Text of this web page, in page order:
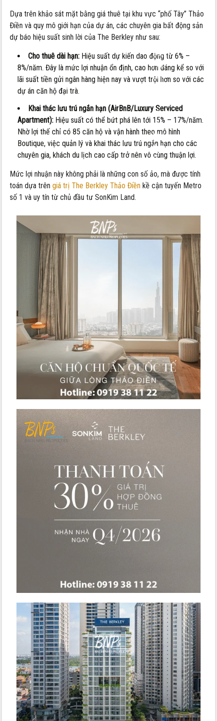
The
Berkley
bao
nhiêu?
Phân
tích
“dòng
tiền
kép”
thực
tế
Dựa trên khảo sát mặt bằng giá thuê tại khu vực “phố Tây” Thảo
Điền và quy mô giới hạn của dự án, các chuyên gia bất động sản
dự báo hiệu suất sinh lời của The Berkley như sau:
Cho thuê dài hạn: Hiệu suất dự kiến dao động từ 6% –
8%/năm. Đây là mức lợi nhuận ổn định, cao hơn đáng kể so với
lãi suất tiền gửi ngân hàng hiện nay và vượt trội hơn so với các
dự án căn hộ đại trà.
Khai thác lưu trú ngắn hạn (AirBnB/Luxury Serviced
Apartment): Hiệu suất có thể bứt phá lên tới 15% – 17%/năm.
Nhờ lợi thế chỉ có 85 căn hộ và vận hành theo mô hình
Boutique, việc quản lý và khai thác lưu trú ngắn hạn cho các
chuyên gia, khách du lịch cao cấp trở nên vô cùng thuận lợi.
Mức lợi nhuận này không phải là những con số ảo, mà được tính
toán dựa trêngiá trị The Berkley Thảo Điền kề cận tuyến Metro
số 1 và uy tín từ chủ đầu tư SonKim Land.